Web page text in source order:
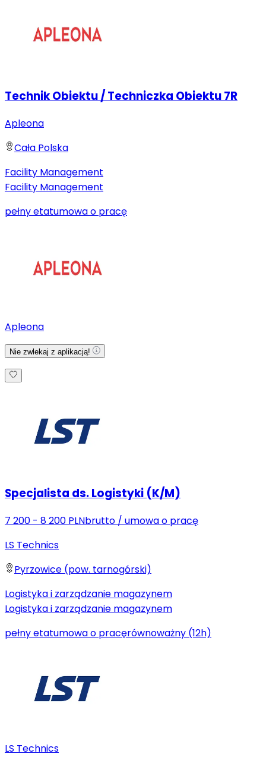
Technik Obiektu / Techniczka Obiektu 7R
Apleona
Cała Polska
Facility Management
Facility Management
pełny etatumowa o pracę
Apleona
Nie zwlekaj z aplikacją!
Specjalista ds. Logistyki (K/M)
7 200 - 8 200 PLNbrutto / umowa o pracę
LS Technics
Pyrzowice (pow. tarnogórski)
Logistyka i zarządzanie magazynem
Logistyka i zarządzanie magazynem
pełny etatumowa o pracęrównoważny (12h)
LS Technics